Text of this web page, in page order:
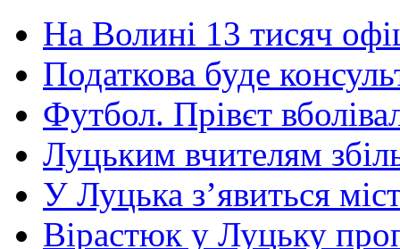
На Волині 13 тисяч
Податкова буде
Футбол. Прівєт
Луцьким вчителям
У Луцька з’явиться
Вірастюк у Луцьку